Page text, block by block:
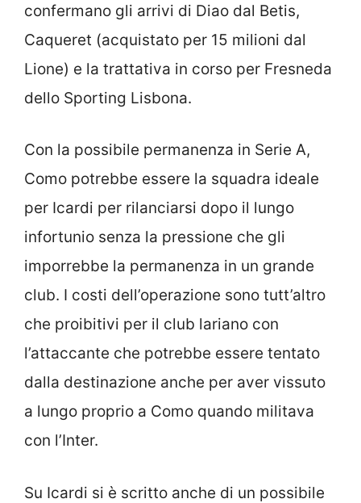
confermano gli arrivi di Diao dal Betis,
Caqueret (acquistato per 15 milioni dal
Lione) e la trattativa in corso per Fresneda
dello Sporting Lisbona.
Con la possibile permanenza in Serie A,
Como potrebbe essere la squadra ideale
per Icardi per rilanciarsi dopo il lungo
infortunio senza la pressione che gli
imporrebbe la permanenza in un grande
club. I costi dell’operazione sono tutt’altro
che proibitivi per il club lariano con
l’attaccante che potrebbe essere tentato
dalla destinazione anche per aver vissuto
a lungo proprio a Como quando militava
con l’Inter.
Su Icardi si è scritto anche di un possibile